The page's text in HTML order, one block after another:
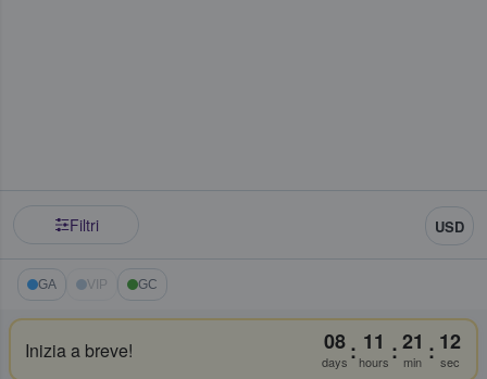
Filtri USD
GA VIP GC
Inizia a breve! 08
days : 11
hours :21
min : 12
sec